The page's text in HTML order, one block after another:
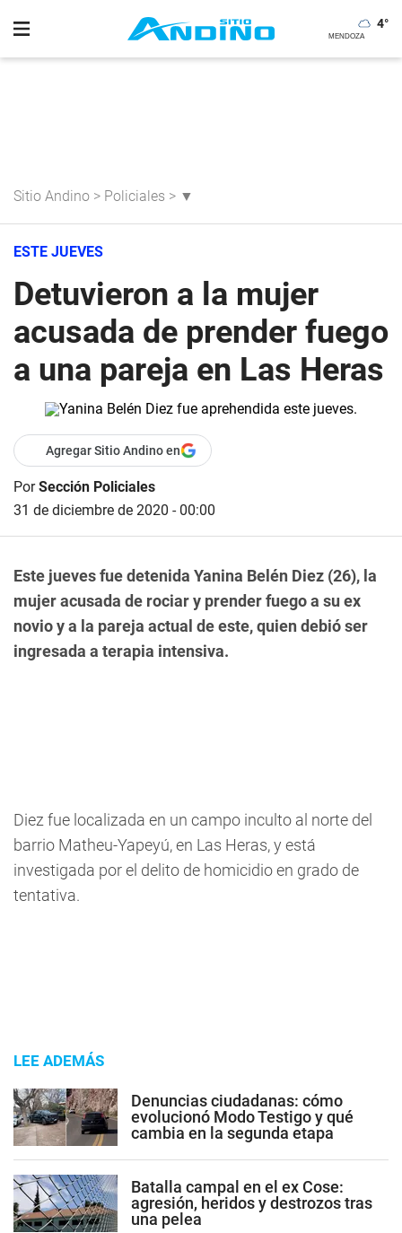
4°
Sitio Andino > Policiales > ▼
ESTE JUEVES
Detuvieron a la mujer
acusada de prender fuego
a una pareja en Las Heras
Agregar Sitio Andino en
PorSección Policiales
31 de diciembre de 2020 - 00:00
Este jueves fue detenida Yanina Belén Diez (26), la
mujer acusada de rociar y prender fuego a su ex
novio y a la pareja actual de este, quien debió ser
ingresada a terapia intensiva.
Diez fue localizada en un campo inculto al norte del
barrio Matheu-Yapeyú, en Las Heras, y está
investigada por el delito de homicidio en grado de
tentativa.
LEE ADEMÁS
Denuncias ciudadanas: cómo
evolucionó Modo Testigo y qué
cambia en la segunda etapa
Batalla campal en el ex Cose:
agresión, heridos y destrozos tras
una pelea